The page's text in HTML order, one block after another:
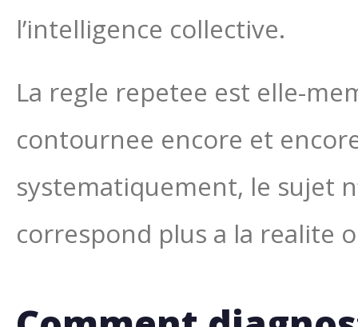
l’intelligence collective.
La regle repetee est elle-
contournee encore et
systematiquement, le sujet
correspond plus a la realite